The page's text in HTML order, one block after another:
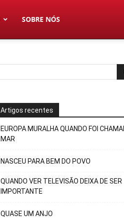
SOBRE NÓS
Artigos recentes
EUROPA MURALHA QUANDO FOI
MAR
NASCEU PARA BEM DO POVO
QUANDO VER TELEVISÃO DEIXA DE SER
IMPORTANTE
QUASE UM ANJO